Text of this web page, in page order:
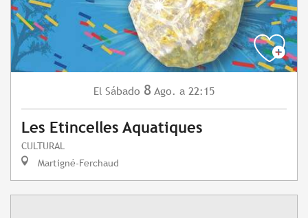
El Sábado 8 Ago. a 22:15
Les Etincelles Aquatiques
CULTURAL
Martigné-Ferchaud